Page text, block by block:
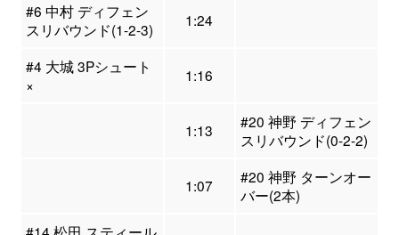
#6 中村 ディフェン
スリバウンド(1-2-3)
1:24
#4 大城 3Pシュート
×
1:16
1:13
#20 神野 ディフェン
スリバウンド(0-2-2)
1:07
#20 神野 ターンオー
バー(2本)